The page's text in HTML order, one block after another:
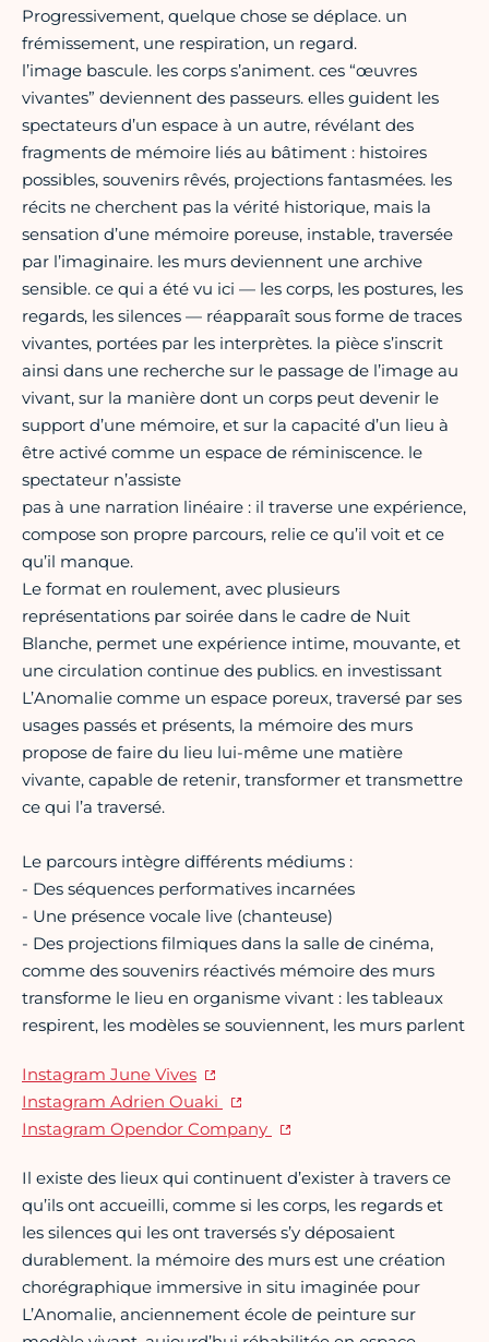
Progressivement, quelque chose se déplace. un
frémissement, une respiration, un regard.
l’image bascule. les corps s’animent. ces “œuvres
vivantes” deviennent des passeurs. elles guident les
spectateurs d’un espace à un autre, révélant des
fragments de mémoire liés au bâtiment : histoires
possibles, souvenirs rêvés, projections fantasmées. les
récits ne cherchent pas la vérité historique, mais la
sensation d’une mémoire poreuse, instable, traversée
par l’imaginaire. les murs deviennent une archive
sensible. ce qui a été vu ici — les corps, les postures, les
regards, les silences — réapparaît sous forme de traces
vivantes, portées par les interprètes. la pièce s’inscrit
ainsi dans une recherche sur le passage de l’image au
vivant, sur la manière dont un corps peut devenir le
support d’une mémoire, et sur la capacité d’un lieu à
être activé comme un espace de réminiscence. le
spectateur n’assiste
pas à une narration linéaire : il traverse une expérience,
compose son propre parcours, relie ce qu’il voit et ce
qu’il manque.
Le format en roulement, avec plusieurs
représentations par soirée dans le cadre de Nuit
Blanche, permet une expérience intime, mouvante, et
une circulation continue des publics. en investissant
L’Anomalie comme un espace poreux, traversé par ses
usages passés et présents, la mémoire des murs
propose de faire du lieu lui-même une matière
vivante, capable de retenir, transformer et transmettre
ce qui l’a traversé.
Le parcours intègre différents médiums :
- Des séquences performatives incarnées
- Une présence vocale live (chanteuse)
- Des projections filmiques dans la salle de cinéma,
comme des souvenirs réactivés mémoire des murs
transforme le lieu en organisme vivant : les tableaux
respirent, les modèles se souviennent, les murs parlent
Instagram June Vives
Instagram Adrien Ouaki
Instagram Opendor Company
Il existe des lieux qui continuent d’exister à travers ce
qu’ils ont accueilli, comme si les corps, les regards et
les silences qui les ont traversés s’y déposaient
durablement. la mémoire des murs est une création
chorégraphique immersive in situ imaginée pour
L’Anomalie, anciennement école de peinture sur